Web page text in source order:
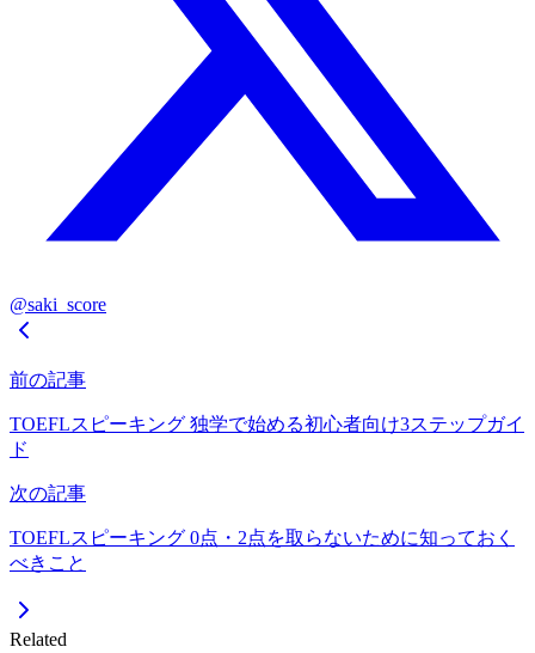
@saki_score
前の記事
TOEFLスピーキング 独学で始める初心者向け3ステップガイ
ド
次の記事
TOEFLスピーキング 0点・2点を取らないために知っておく
べきこと
Related